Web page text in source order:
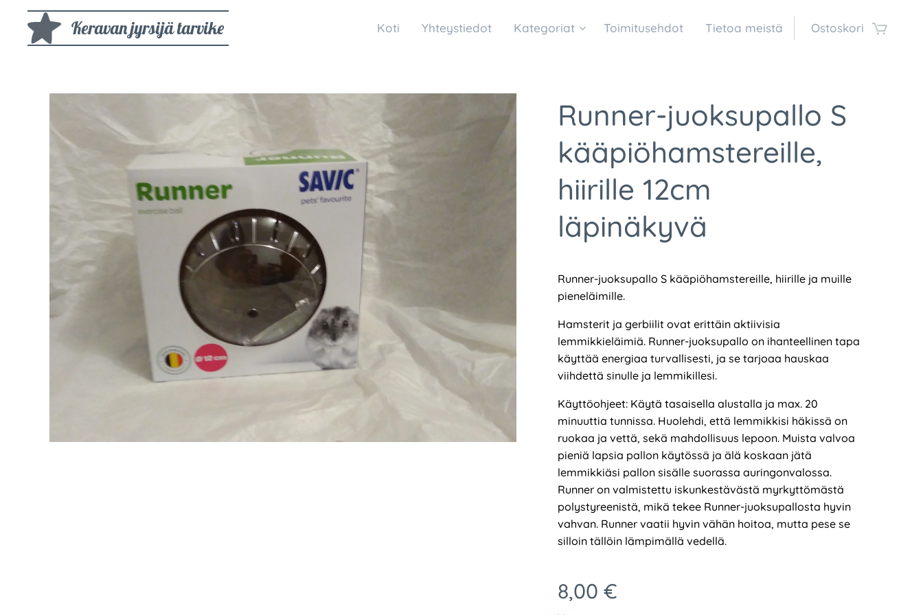
Keravan jyrsijä tarvike Koti Yhteystiedot Kategoriat Toimitusehdot Tietoa meistä Ostoskori
Runner-juoksupallo S
kääpiöhamstereille,
hiirille 12cm
läpinäkyvä
Runner-juoksupallo S kääpiöhamstereille, hiirille ja muille
pieneläimille.
Hamsterit ja gerbiilit ovat erittäin aktiivisia
lemmikkieläimiä. Runner-juoksupallo on ihanteellinen tapa
käyttää energiaa turvallisesti, ja se tarjoaa hauskaa
viihdettä sinulle ja lemmikillesi.
Käyttöohjeet: Käytä tasaisella alustalla ja max. 20
minuuttia tunnissa. Huolehdi, että lemmikkisi häkissä on
ruokaa ja vettä, sekä mahdollisuus lepoon. Muista valvoa
pieniä lapsia pallon käytössä ja älä koskaan jätä
lemmikkiäsi pallon sisälle suorassa auringonvalossa.
Runner on valmistettu iskunkestävästä myrkyttömästä
polystyreenistä, mikä tekee Runner-juoksupallosta hyvin
vahvan. Runner vaatii hyvin vähän hoitoa, mutta pese se
silloin tällöin lämpimällä vedellä.
8,00 €